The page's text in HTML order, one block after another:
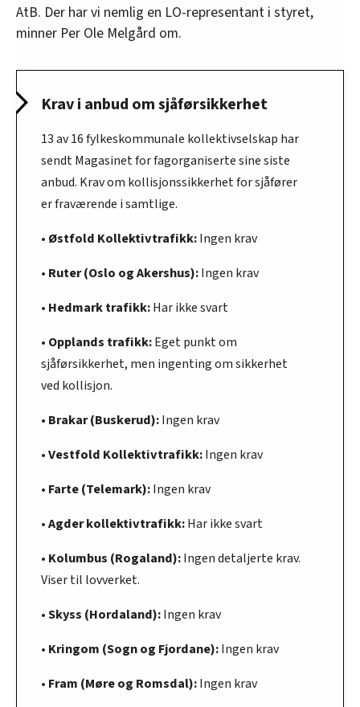
AtB. Der har vi nemlig en LO-representant i styret,
minner Per Ole Melgård om.
Krav i anbud om sjåførsikkerhet
13 av 16 fylkeskommunale kollektivselskap har
sendt Magasinet for fagorganiserte sine siste
anbud. Krav om kollisjonssikkerhet for sjåfører
er fraværende i samtlige.
• Østfold Kollektivtrafikk:Ingen krav
• Ruter (Oslo og Akershus):Ingen krav
• Hedmark trafikk:Har ikke svart
• Opplands trafikk:Eget punkt om
sjåførsikkerhet, men ingenting om sikkerhet
ved kollisjon.
• Brakar (Buskerud):Ingen krav
• Vestfold Kollektivtrafikk:Ingen krav
• Farte (Telemark):Ingen krav
• Agder kollektivtrafikk:Har ikke svart
• Kolumbus (Rogaland):Ingen detaljerte krav.
Viser til lovverket.
• Skyss (Hordaland):Ingen krav
• Kringom (Sogn og Fjordane):Ingen krav
• Fram (Møre og Romsdal):Ingen krav